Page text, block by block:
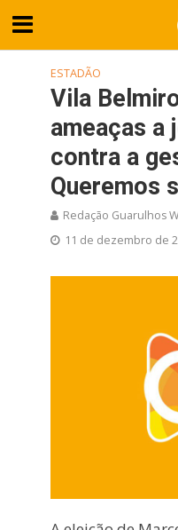
ESTADÃO
Vila
ameaças a
contra a
Queremos
Redação Guarulhos
11 de dezembro de